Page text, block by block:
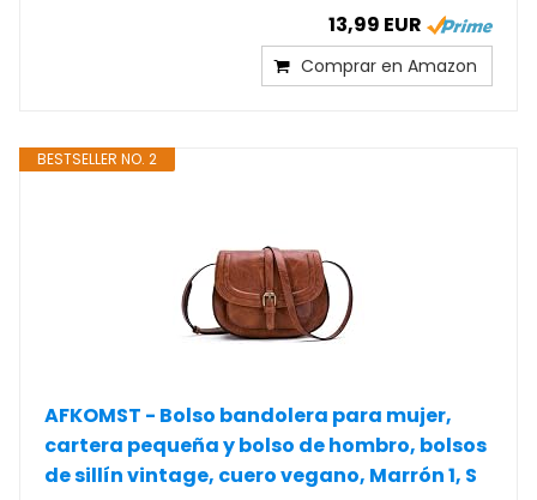
13,99 EUR
Comprar en Amazon
BESTSELLER NO. 2
AFKOMST - Bolso bandolera para mujer,
cartera pequeña y bolso de hombro, bolsos
de sillín vintage, cuero vegano, Marrón 1, S